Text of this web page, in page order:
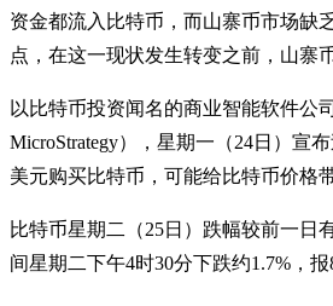
资金都流入比特币，而山寨币市场缺
点，在这一现状发生转变之前，山寨
以比特币投资闻名的商业智能软件公
MicroStrategy），星期一（24日）宣
美元购买比特币，可能给比特币价格
比特币星期二（25日）跌幅较前一日
间星期二下午4时30分下跌约1.7%，报